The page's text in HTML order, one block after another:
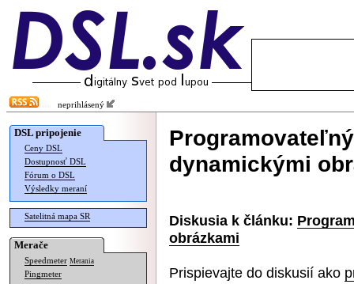
neprihlásený
DSL pripojenie
Ceny DSL
Dostupnosť DSL
Fórum o DSL
Výsledky meraní
Satelitná mapa SR
Merače
Speedmeter Merania
Pingmeter
dynamickými
Diskusia k článku:
obrázkami
Prispievajte do diskusií ako